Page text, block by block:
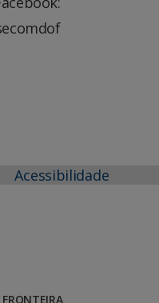
Acessibilidade